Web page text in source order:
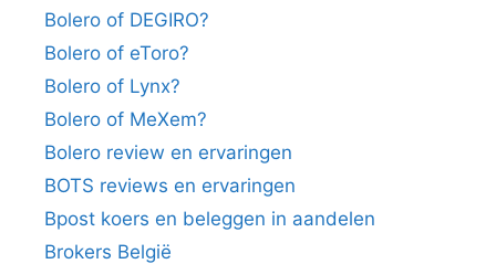
Bolero of DEGIRO?
Bolero of eToro?
Bolero of Lynx?
Bolero of MeXem?
Bolero review en ervaringen
BOTS reviews en ervaringen
Bpost koers en beleggen in aandelen
Brokers België